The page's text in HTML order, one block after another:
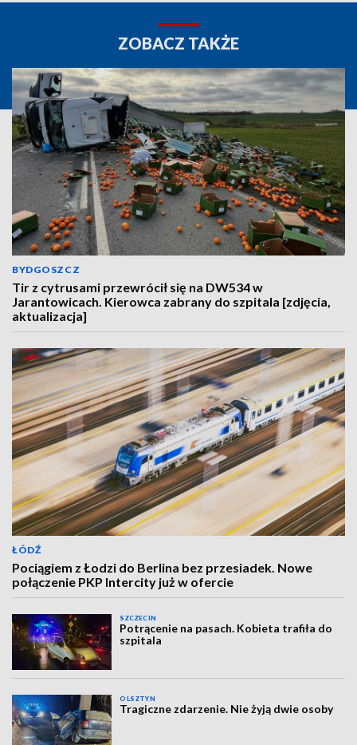
ZOBACZ TAKŻE
BYDGOSZCZ
Tir z cytrusami przewrócił się na DW534 w
Jarantowicach. Kierowca zabrany do szpitala [zdjęcia,
aktualizacja]
ŁÓDŹ
Pociągiem z Łodzi do Berlina bez przesiadek. Nowe
połączenie PKP Intercity już w ofercie
SZCZECIN
Potrącenie na pasach. Kobieta trafiła do
szpitala
OLSZTYN
Tragiczne zdarzenie. Nie żyją dwie osoby